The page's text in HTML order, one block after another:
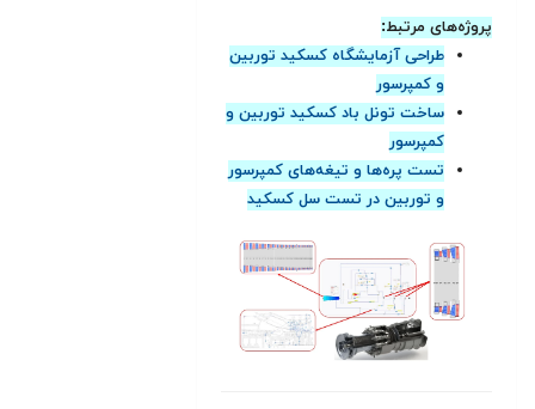
پروژه‌های مرتبط:
طراحی آزمايشگاه کسکید توربین
و کمپرسور
ساخت تونل باد کسکید توربین و
کمپرسور
تست پره‌ها و تیغه‌های کمپرسور
و توربین در تست سل کسکید